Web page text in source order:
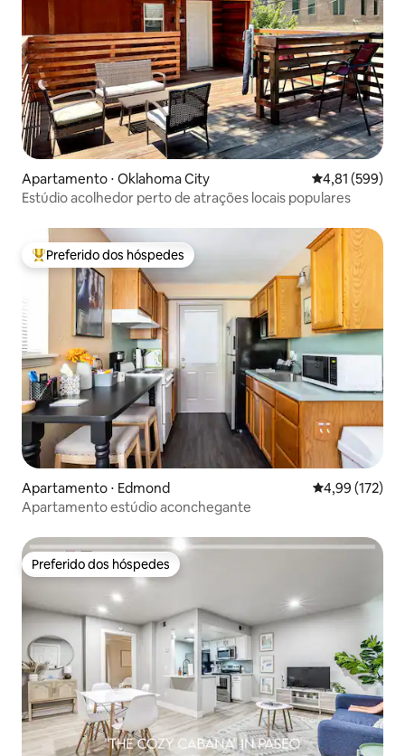
Apartamento ⋅ Oklahoma City 4,81 de uma
4,81 (599)
Estúdio acolhedor perto de atrações locais populares
Entre os melhores preferidos dos hóspedes
Preferido dos hóspedes
Apartamento ⋅ Edmond 4,99 de uma
4,99 (172)
Apartamento estúdio aconchegante
Preferido dos hóspedes
Preferido dos hóspedes